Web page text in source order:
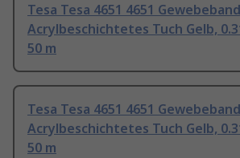
Tesa Tesa 4651 4651
Acrylbeschichtetes Tuch Gelb,
50 m
Tesa Tesa 4651 4651
Acrylbeschichtetes Tuch Gelb,
50 m